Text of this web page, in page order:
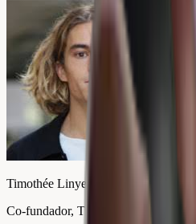
Timothée Linyer
Co-fundador, The Bradery